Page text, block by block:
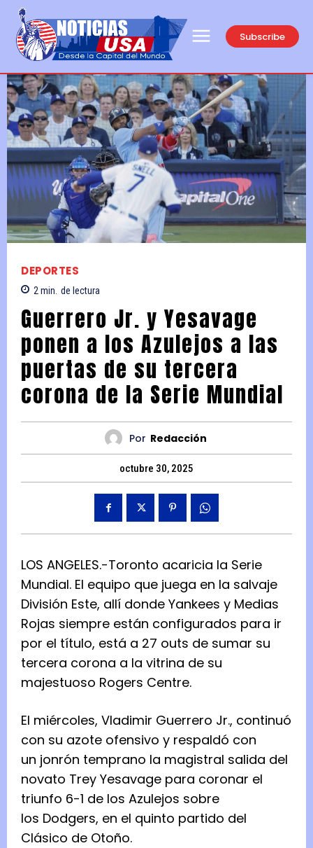
Subscribe
DEPORTES
2 min. de lectura
Guerrero Jr. y Yesavage
ponen a los Azulejos a las
puertas de su tercera
corona de la Serie Mundial
Por Redacción
octubre 30, 2025
LOS ANGELES.-Toronto acaricia la Serie
Mundial. El equipo que juega en la salvaje
División Este, allí donde Yankees y Medias
Rojas siempre están configurados para ir
por el título, está a 27 outs de sumar su
tercera corona a la vitrina de su
majestuoso Rogers Centre.
El miércoles, Vladimir Guerrero Jr., continuó
con su azote ofensivo y respaldó con
un jonrón temprano la magistral salida del
novato Trey Yesavage para coronar el
triunfo 6-1 de los Azulejos sobre
los Dodgers, en el quinto partido del
Clásico de Otoño.